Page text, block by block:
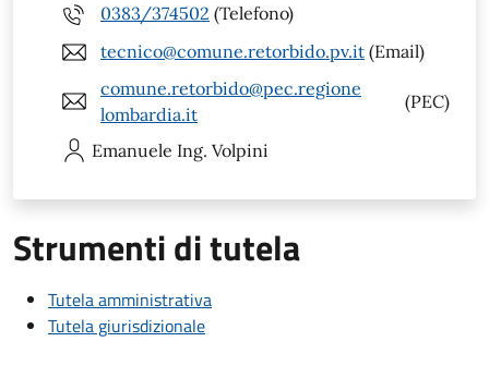
0383/374502 (Telefono)
tecnico@comune.retorbido.pv.it (Email)
comune.retorbido@pec.regione
lombardia.it
(PEC)
Emanuele Ing. Volpini
Strumenti di tutela
Tutela amministrativa
Tutela giurisdizionale